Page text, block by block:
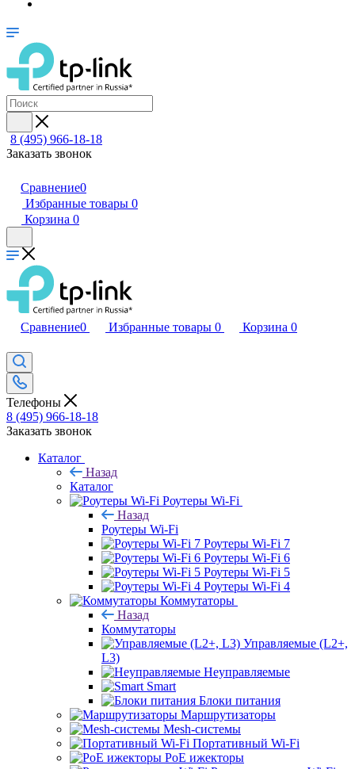
8 (495) 966-18-18
Заказать звонок
Сравнение0
Избранные товары 0
Корзина 0
Сравнение0 Избранные товары 0 Корзина 0
Телефоны
8 (495) 966-18-18
Заказать звонок
Каталог
Назад
Каталог
Роутеры Wi-Fi
Назад
Роутеры Wi-Fi
Роутеры Wi-Fi 7
Роутеры Wi-Fi 6
Роутеры Wi-Fi 5
Роутеры Wi-Fi 4
Коммутаторы
Назад
Коммутаторы
Управляемые (L2+,
L3)
Неуправляемые
Smart
Блоки питания
Маршрутизаторы
Mesh-системы
Портативный Wi-Fi
PoE ижекторы